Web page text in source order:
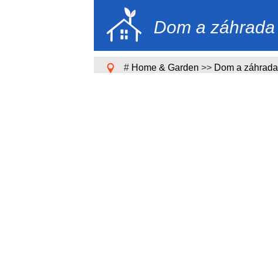
Dom a záhrada
# Home & Garden >> Dom a záhrada